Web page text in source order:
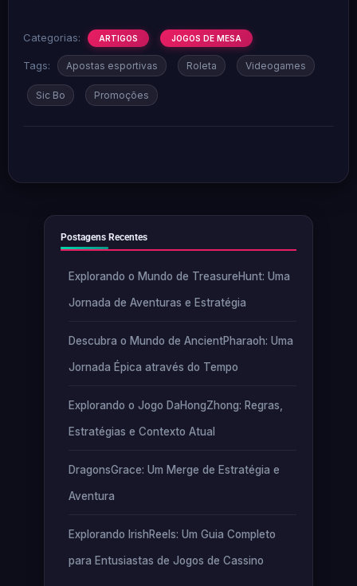
Categorias: ARTIGOS JOGOS DE MESA
Tags: Apostas esportivas Roleta Videogames
Sic Bo Promoções
Postagens Recentes
Explorando o Mundo de TreasureHunt: Uma
Jornada de Aventuras e Estratégia
Descubra o Mundo de AncientPharaoh: Uma
Jornada Épica através do Tempo
Explorando o Jogo DaHongZhong: Regras,
Estratégias e Contexto Atual
DragonsGrace: Um Merge de Estratégia e
Aventura
Explorando IrishReels: Um Guia Completo
para Entusiastas de Jogos de Cassino